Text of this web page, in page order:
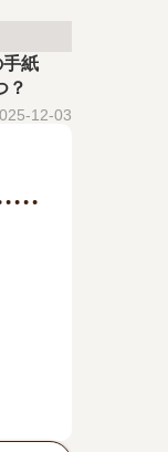
手紙
？
12-03